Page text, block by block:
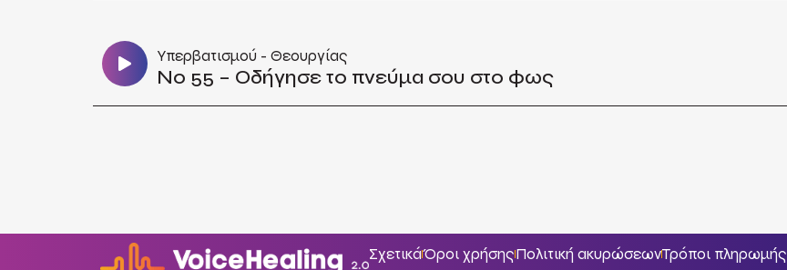
Υπερβατισμού - Θεουργίας
No 55 – Οδήγησε το πνεύμα σου στο φως
ΣχετικάΌροι χρήσηςΠολιτική ακυρώσεωνΤρόποι πληρωμής